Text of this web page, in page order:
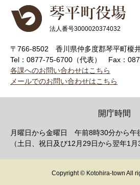
法人番号3000020374032
〒766-8502 香川県仲多度郡琴平町榎
Tel：0877-75-6700（代表）
Fax：
各課へのお問い合わせはこちら
メールでのお問い合わせはこちら
開庁時間
月曜日から金曜日 午前8時30分から午
（土日、祝日及び12月29日から翌年1月
Copyright © Kotohira-town All